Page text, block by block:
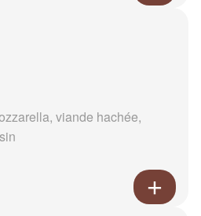
viande hachée,